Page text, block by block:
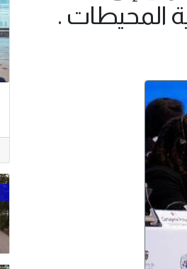
المحيطات .